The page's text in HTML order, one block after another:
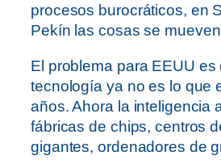
procesos burocráticos, en
Pekín las cosas se
El problema para EEUU es
tecnología ya no es lo que
años. Ahora la inteligencia
fábricas de chips, centros
gigantes, ordenadores de